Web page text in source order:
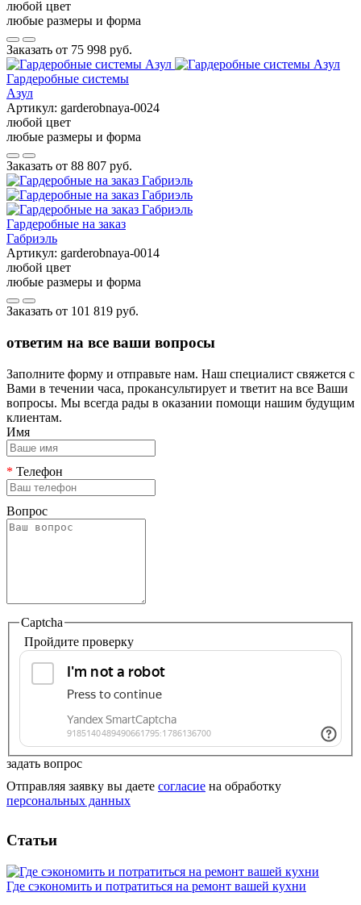
любой цвет
любые размеры и форма
Заказать от 75 998 руб.
Гардеробные системы
Азул
Артикул: garderobnaya-0024
любой цвет
любые размеры и форма
Заказать от 88 807 руб.
Гардеробные на заказ
Габриэль
Артикул: garderobnaya-0014
любой цвет
любые размеры и форма
Заказать от 101 819 руб.
ответим на все ваши вопросы
Заполните форму и отправьте нам. Наш специалист свяжется с
Вами в течении часа, прокансультирует и тветит на все Ваши
вопросы. Мы всегда рады в оказании помощи нашим будущим
клиентам.
Имя
* Телефон
Вопрос
Captcha
Пройдите проверку
задать вопрос
Отправляя заявку вы даете согласие на обработку
персональных данных
Статьи
Где сэкономить и потратиться на ремонт вашей кухни